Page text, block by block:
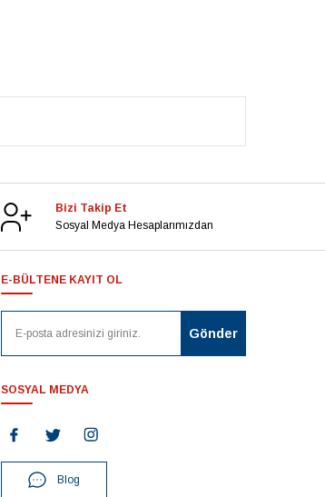
Bizi Takip Et
Sosyal Medya Hesaplarımızdan
E-BÜLTENE KAYIT OL
SOSYAL MEDYA
Blog